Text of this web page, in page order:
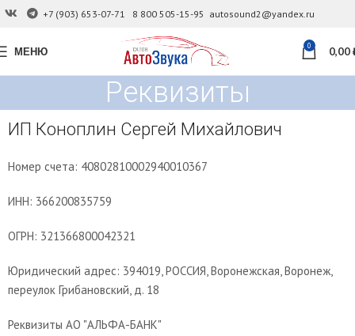
+7 (903) 653-07-71 8 800 505-15-95 autosound2@yandex.ru
МЕНЮ 0 0,00
Реквизиты
ИП Коноплин Сергей Михайлович
Номер счета: 40802810002940010367
ИНН: 366200835759
ОГРН: 321366800042321
Юридический адрес: 394019, РОССИЯ, Воронежская, Воронеж,
переулок Грибановский, д. 18
Реквизиты АО "АЛЬФА-БАНК"